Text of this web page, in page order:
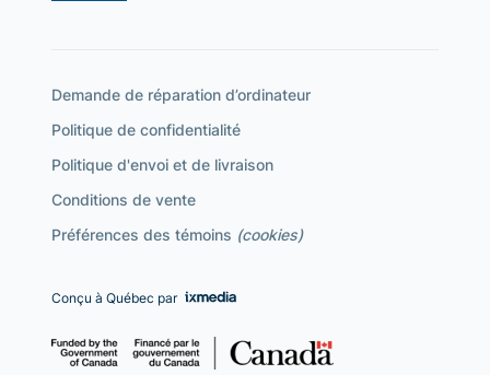
Demande de réparation d’ordinateur
Politique de confidentialité
Politique d'envoi et de livraison
Conditions de vente
Préférences des témoins (cookies)
Conçu à Québec par